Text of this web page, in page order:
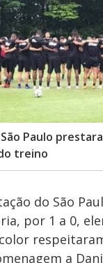
Paulo
treino
do São
por 1 a 0,
a